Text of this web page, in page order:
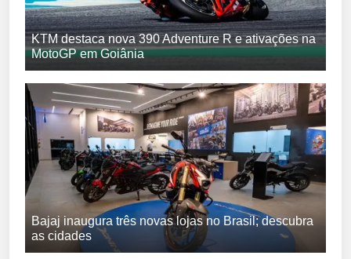
KTM destaca nova 390 Adventure R e ativações na
MotoGP em Goiânia
Bajaj inaugura três novas lojas no Brasil; descubra
as cidades